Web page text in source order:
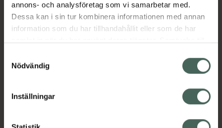
annons- och analysföretag som vi samarbetar med.
Dessa kan i sin tur kombinera informationen med annan
information som du har tillhandahållit eller som de har
återkalla ditt samtycke via webbplatsens
cookieinställningar. Ett återkallat samtycke påverkar inte
lagligheten av behandling som skett innan återkallelsen.
Nödvändig
Inställningar
EAN:
07046265397939